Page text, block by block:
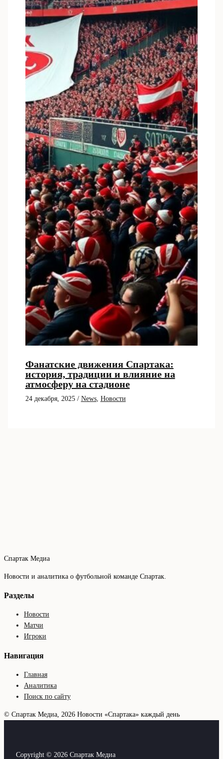
Фанатские движения Спартака:
история, традиции и влияние на
атмосферу на стадионе
24 декабря, 2025 / News, Новости
Спартак Медиа
Новости и аналитика о футбольной команде Спартак.
Разделы
Новости
Матчи
Игроки
Навигация
Главная
Аналитика
Поиск по сайту
© Спартак Медиа, 2026 Новости «Спартака» каждый день
Copyright © 2026 Спартак Медиа